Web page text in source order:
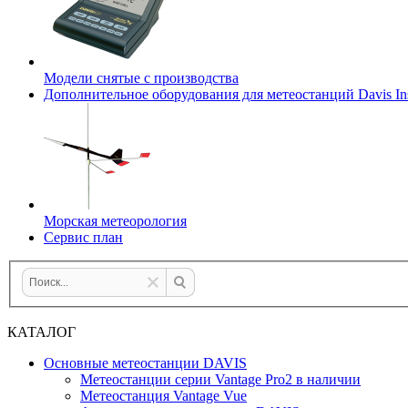
Модели снятые с производства
Дополнительное оборудования для метеостанций Davis
Морская метеорология
Сервис план
КАТАЛОГ
Основные метеостанции DAVIS
Метеостанции серии Vantage Pro2 в наличии
Метеостанция Vantage Vue